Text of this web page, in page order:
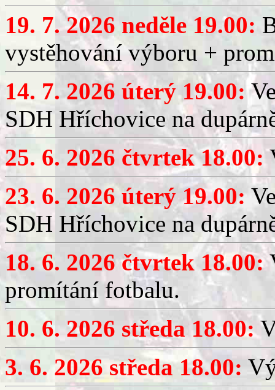
19. 7. 2026 neděle 19.00:
vystěhování výboru +
14. 7. 2026 úterý 19.00:
SDH Hříchovice na
25. 6. 2026 čtvrtek 18.00:
23. 6. 2026 úterý 19.00:
SDH Hříchovice na
18. 6. 2026 čtvrtek 18.00:
promítání fotbalu.
10. 6. 2026 středa 18.00:
3. 6. 2026 středa 18.00: